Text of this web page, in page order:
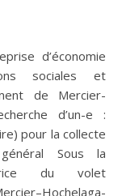
sociales et
de Mercier-
d’un-e :
pour la collecte
Sous la
du volet